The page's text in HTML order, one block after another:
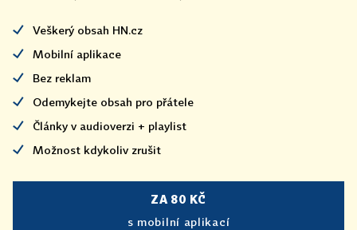
Veškerý obsah HN.cz
Mobilní aplikace
Bez reklam
Odemykejte obsah pro přátele
Články v audioverzi + playlist
Možnost kdykoliv zrušit
ZA 80 KČ
s mobilní aplikací